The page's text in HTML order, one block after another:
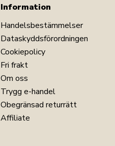
Information
Handelsbestämmelser
Dataskyddsförordningen
Cookiepolicy
Fri frakt
Om oss
Trygg e-handel
Obegränsad returrätt
Affiliate